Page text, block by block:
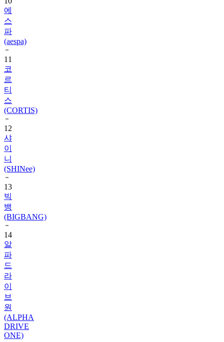
에
스
파
(aespa)
11
코
르
티
스
(CORTIS)
12
샤
이
니
(SHINee)
13
빅
뱅
(BIGBANG)
14
알
파
드
라
이
브
원
(ALPHA
DRIVE
ONE)